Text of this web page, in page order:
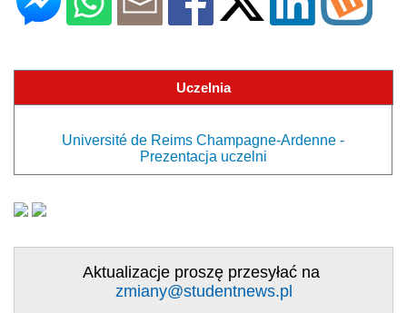
Uczelnia
Université de Reims Champagne-Ardenne -
Prezentacja uczelni
Aktualizacje proszę przesyłać na
zmiany@studentnews.pl